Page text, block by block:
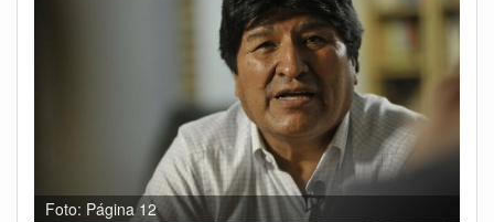
Foto: Página 12